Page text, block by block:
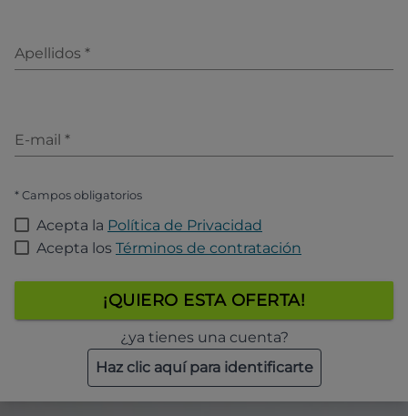
Apellidos *
E-mail *
* Campos obligatorios
Acepta la Política de Privacidad
Acepta los Términos de contratación
¡QUIERO ESTA OFERTA!
¿ya tienes una cuenta?
Haz clic aquí para identificarte